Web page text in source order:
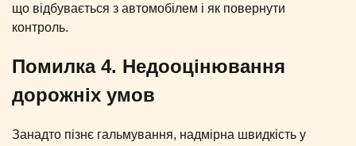
що відбувається з автомобілем і як повернути
контроль.
Помилка 4. Недооцінювання
дорожніх умов
Занадто пізнє гальмування, надмірна швидкість у